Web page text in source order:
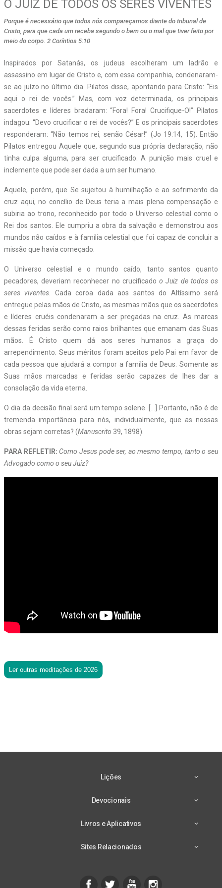
O JUIZ DE TODOS OS SERES VIVENTES
Porque é necessário que todos nós compareçamos diante do tribunal de
Cristo, para que cada um receba segundo o bem ou o mal que tiver feito por
meio do corpo. 2 Coríntios 5:10
Inspirados por Satanás, os judeus escolheram um ladrão e
assassino em lugar de Cristo e, com essa companhia, condenaram-
se ao juízo no último dia. Pilatos disse, apontando para Cristo: “Eis
aqui o rei de vocês.” Mas, com voz determinada, os principais
sacerdotes e líderes bradaram: “Fora! Fora! Crucifique-O!” Pilatos
indagou: “Devo crucificar o rei de vocês?” E os principais sacerdotes
responderam: “Não temos rei, senão César!” (Jo 19:14, 15). Então
Pilatos entregou Aquele que, segundo sua própria declaração, não
tinha culpa alguma, para ser crucificado. A punição mais cruel e
inclemente que pode ser dada a um ser humano.
Aquele, porém, que Se sujeitou à humilhação e ao sofrimento da
cruz aqui, no concílio de Deus teria a mais plena compensação e
subiria ao trono, reconhecido por todo o Universo celestial como o
Rei dos santos. Ele cumpriu a obra da salvação e demonstrou aos
mundos não caídos e à família celestial que foi capaz de concluir a
missão que havia começado.
O Universo celestial e o mundo caído, tanto santos quanto
pecadores, deveriam reconhecer no crucificadoo Juiz de todos os
seres viventes . Cada coroa dada aos santos do Altíssimo será
entregue pelas mãos de Cristo, as mesmas mãos que os sacerdotes
e líderes cruéis condenaram a ser pregadas na cruz. As marcas
dessas feridas serão como raios brilhantes que emanam das Suas
mãos. É Cristo quem dá aos seres humanos a graça do
arrependimento. Seus méritos foram aceitos pelo Pai em favor de
cada pessoa que ajudará a compor a família de Deus. Somente as
Suas mãos marcadas e feridas serão capazes de lhes dar a
consolação da vida eterna.
O dia da decisão final será um tempo solene. […] Portanto, não é de
tremenda importância para nós, individualmente, que as nossas
obras sejam corretas? (Manuscrito 39, 1898).
PARA REFLETIR: Como Jesus pode ser, ao mesmo tempo, tanto o seu
Advogado como o seu Juiz?
Ler outras meditações de 2026
Lições
Devocionais
Livros e Aplicativos
Sites Relacionados